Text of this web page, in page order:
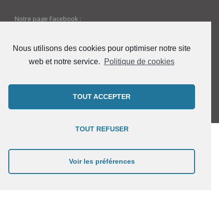
Nous utilisons des cookies pour optimiser notre site
web et notre service.
Politique de cookies
TOUT ACCEPTER
TOUT REFUSER
Voir les préférences
Notre page Facebook :
ACCES ADMINISTRATEURS
AcademiaThemes